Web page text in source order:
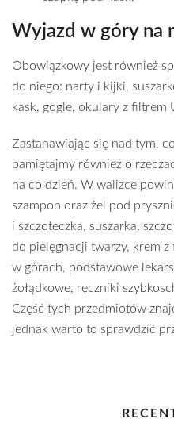
Wyjazd w góry na
Obowiązkowy jest również
do niego: narty i kijki,
kask, gogle, okulary z filtrem
Zastanawiając się nad tym,
pamiętajmy również o
na co dzień. W walizce
szampon oraz żel pod
i szczoteczka, suszarka,
do pielęgnacji twarzy, krem
w górach, podstawowe
żołądkowe, ręczniki
Część tych przedmiotów
jednak warto to sprawdzić